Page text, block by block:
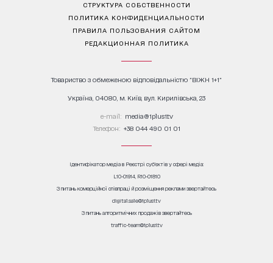
СТРУКТУРА СОБСТВЕННОСТИ
ПОЛИТИКА КОНФИДЕНЦИАЛЬНОСТИ
ПРАВИЛА ПОЛЬЗОВАНИЯ САЙТОМ
РЕДАКЦИОННАЯ ПОЛИТИКА
Товариство з обмеженою відповідальністю "ВІЖН 1+1"
Україна, 04080, м. Київ, вул. Кирилівська, 23
е-mail: media@1plus1.tv
Телефон: +38 044 490 01 01
Ідентифікатор медіа в Реєстрі суб’єктів у сфері медіа:
L10-01914, R10-01810
З питань комерційної співпраці й розміщення реклами звертайтесь
digital.sale@1plus1.tv
З питань алгоритмічних продажів звертайтесь
traffic-team@1plus1.tv